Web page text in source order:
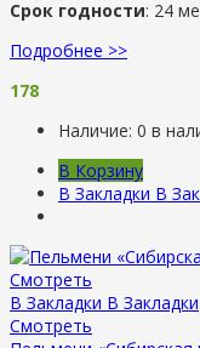
Срок годности: 24
Подробнее >>
178
Наличие: 0 в
В Корзину
В Закладки В
Смотреть
В Закладки В Закладки
Смотреть